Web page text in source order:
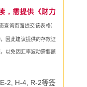
，需提供《财力
查询页面提交该表格）
，因此建议提供的存款证
以免因汇率波动需要额
E-2, H-4, R-2等签